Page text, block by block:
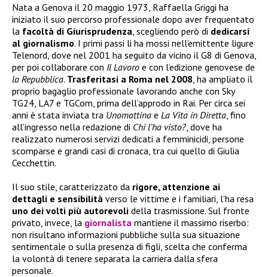
Nata a Genova il 20 maggio 1973, Raffaella Griggi ha
iniziato il suo percorso professionale dopo aver frequentato
la facoltà di Giurisprudenza , scegliendo però di dedicarsi
al giornalismo. I primi passi li ha mossi nell’emittente ligure
Telenord, dove nel 2001 ha seguito da vicino il G8 di Genova,
per poi collaborare con Il Lavoro e con l’edizione genovese de
la Repubblica. Trasferitasi a Roma nel 2008 , ha ampliato il
proprio bagaglio professionale lavorando anche con Sky
TG24, LA7 e TGCom, prima dell’approdo in Rai. Per circa sei
anni è stata inviata tra Unomattina e La Vita in Diretta , fino
all’ingresso nella redazione di Chi l’ha visto? , dove ha
realizzato numerosi servizi dedicati a femminicidi, persone
scomparse e grandi casi di cronaca, tra cui quello di Giulia
Cecchettin.
Il suo stile, caratterizzato da rigore, attenzione ai
dettagli e sensibilità verso le vittime e i familiari, l’ha resa
uno dei volti più autorevoli della trasmissione. Sul fronte
privato, invece, la giornalista mantiene il massimo riserbo:
non risultano informazioni pubbliche sulla sua situazione
sentimentale o sulla presenza di figli, scelta che conferma
la volontà di tenere separata la carriera dalla sfera
personale.